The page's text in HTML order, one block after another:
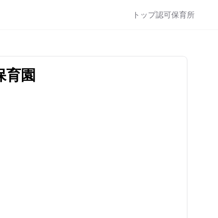
トップ認可保育所
育園